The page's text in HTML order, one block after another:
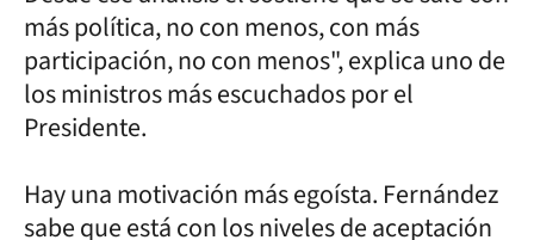
más política, no con menos, con más
participación, no con menos", explica uno de
los ministros más escuchados por el
Presidente.
Hay una motivación más egoísta. Fernández
sabe que está con los niveles de aceptación